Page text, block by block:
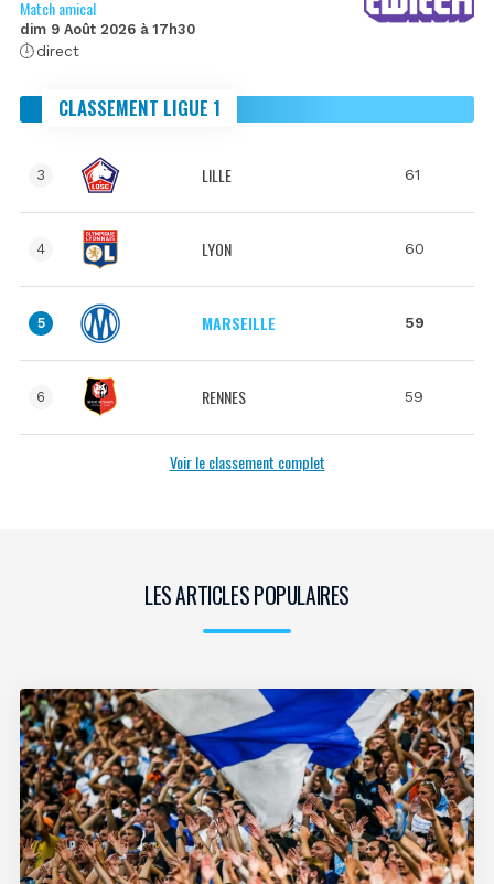
Match amical
dim 9 Août 2026 à 17h30
direct
CLASSEMENT LIGUE 1
3 LILLE 61
4 LYON 60
5 MARSEILLE 59
6 RENNES 59
Voir le classement complet
LES ARTICLES POPULAIRES